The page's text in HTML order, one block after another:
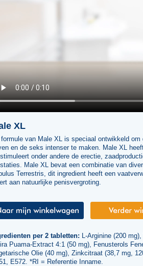
XL
formule van Male XL is speciaal ontwikkeld
en de seks intenser te maken. Male XL
onder andere de erectie,
Male XL bevat een combinatie van
Terrestris, dit ingredient heeft een
aan natuurlijke penisvergroting.
per 2 tabletten: L-Arginine (200
Puama-Extract 4:1 (50 mg), Fenusterols
Olie (40 mg), Zinkcitraat (38,7 mg,
E572. *RI = Referentie Inname.